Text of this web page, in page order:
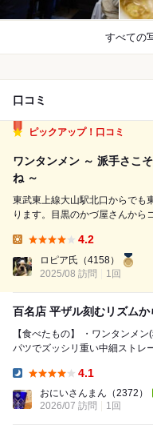
すべての
口コミ
ピックアップ！口コミ
ワンタンメン ～ 派手さこそないですが落ち着く味の一杯です
ね ～
東武東上線大山駅北口からでも
ります。目黒のかづ屋さんから
たので訪問です。お盆中の昼間
ーとテーブル席で比較的多めな
4.2
ロピア氏 （4158）
2025/08 訪問
1回
【食べたもの】 ・ワンタンメン(税込1,300円) 【ここが良かった】 ・パツ
パツでズッシリ重い中細ストレート麺 ・口当たり円やかでバ
4.1
おにいさんまん （2372）
2026/07 訪問
1回